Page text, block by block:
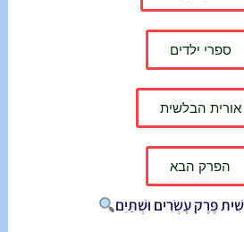
ספרי ילדים
אורית הבלשית
הפרק הבא
פֶּרֶק עֶשְׂרִים וּשְׁתַּיִם